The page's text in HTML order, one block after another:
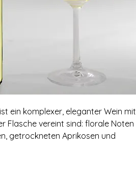
ein komplexer‚ eleganter Wein mit
Flasche vereint sind: florale Noten
getrockneten Aprikosen und